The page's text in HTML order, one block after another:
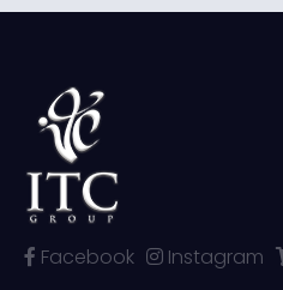
Facebook Instagram